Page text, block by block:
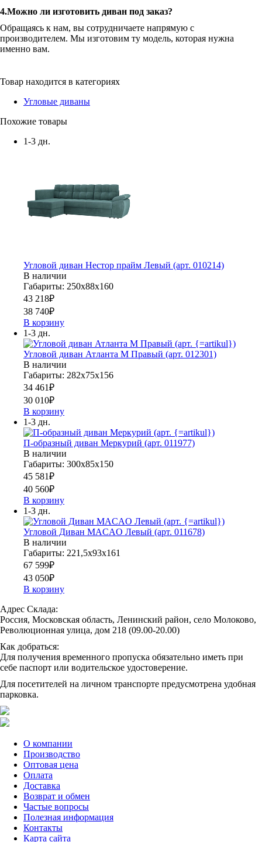
4.Можно ли изготовить диван под заказ?
Обращаясь к нам, вы сотрудничаете напрямую с
производителем. Мы изготовим ту модель, которая нужна
именно вам.
Товар находится в категориях
Угловые диваны
Похожие товары
1-3 дн.
Угловой диван Нестор прайм Левый (арт. 010214)
В наличии
Габариты: 250х88х160
43 218₽
38 740₽
В корзину
1-3 дн.
Угловой диван Атланта М Правый (арт. 012301)
В наличии
Габариты: 282х75х156
34 461₽
30 010₽
В корзину
1-3 дн.
П-образный диван Меркурий (арт. 011977)
В наличии
Габариты: 300х85х150
45 581₽
40 560₽
В корзину
1-3 дн.
Угловой Диван MACAO Левый (арт. 011678)
В наличии
Габариты: 221,5х93х161
67 599₽
43 050₽
В корзину
Адрес Склада:
Россия, Московская область, Ленинский район, село Молоково,
Революционная улица, дом 218 (09.00-20.00)
Как добраться:
Для получения временного пропуска обязательно иметь при
себе паспорт или водительское удостоверение.
Для посетителей на личном транспорте предусмотрена удобная
парковка.
О компании
Производство
Оптовая цена
Оплата
Доставка
Возврат и обмен
Частые вопросы
Полезная информация
Контакты
Карта сайта